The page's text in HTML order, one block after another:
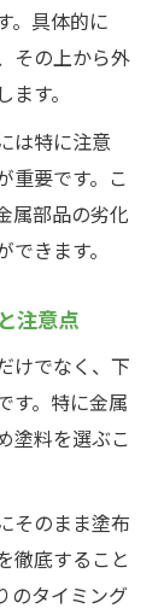
践方法
策ポイン
止の秘訣
ンテ法
。具体的に
その上から外
す。
は特に注意
重要です。こ
属部品の劣化
きます。
注意点
けでなく、下
す。特に金属
塗料を選ぶこ
そのまま塗布
徹底すること
のタイミング